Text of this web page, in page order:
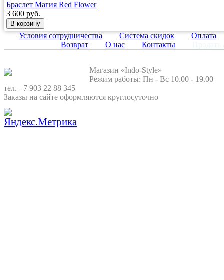
Браслет Магия Red Flower
3 600 руб.
Условия сотрудничества Система скидок
Оплата
Возврат
О нас Контакты
Магазин «Indo-Style»
Режим работы: Пн - Вс 10.00 - 19.00
тел. +7 903 22 88 345
Заказы на сайте оформляются круглосуточно